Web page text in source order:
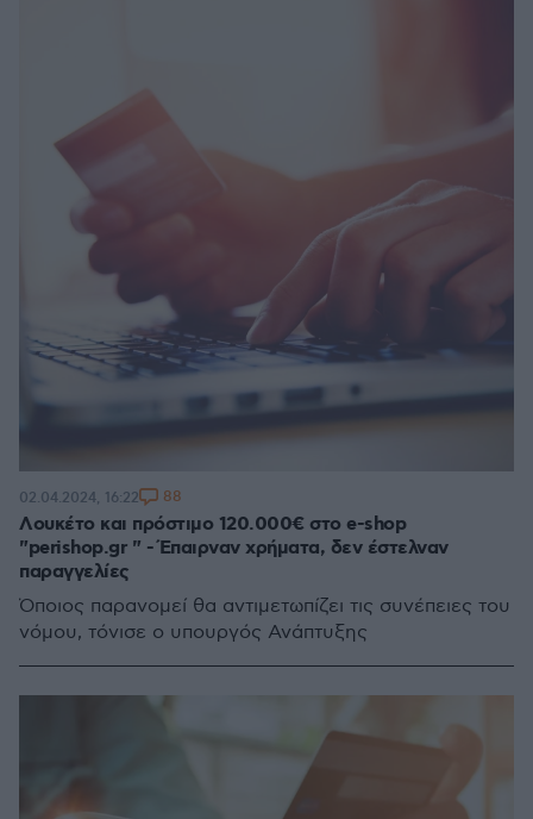
Λουκέτο και πρόστιμο 120.000€ στο e-shop
"perishop.gr " - Έπαιρναν χρήματα, δεν έστελναν
παραγγελίες
Όποιος παρανομεί θα αντιμετωπίζει τις συνέπειες του
νόμου, τόνισε ο υπουργός Ανάπτυξης
02.04.2024, 16:22 88